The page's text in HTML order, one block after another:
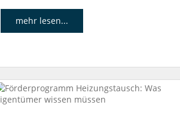
mehr lesen...